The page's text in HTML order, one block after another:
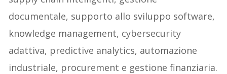
documentale, supporto allo sviluppo software,
knowledge management, cybersecurity
adattiva, predictive analytics, automazione
industriale, procurement e gestione finanziaria.